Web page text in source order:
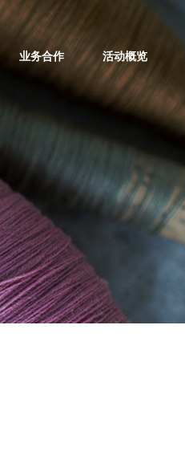
业务合作 活动概览